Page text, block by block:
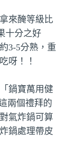
來醃等級比
十分之好
3-5分熟，重
呀！！
鍋寶萬用健
兩個禮拜的
氣炸鍋可算
鍋處理帶皮